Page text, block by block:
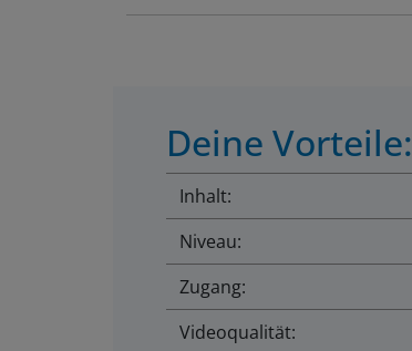
Deine Vorteile:
Inhalt:
Niveau:
Zugang:
Videoqualität: